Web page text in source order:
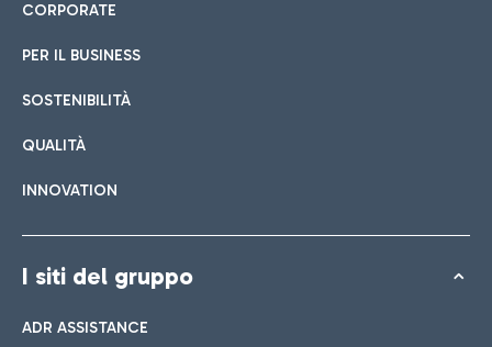
CORPORATE
PER IL BUSINESS
SOSTENIBILITÀ
QUALITÀ
INNOVATION
I siti del gruppo
ADR ASSISTANCE